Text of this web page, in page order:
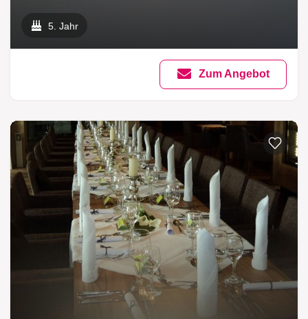
5. Jahr
Zum Angebot